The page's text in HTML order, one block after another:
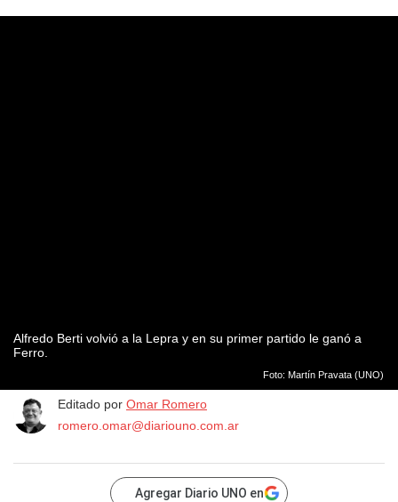
Alfredo Berti volvió a la Lepra y en su primer partido le ganó a
Ferro.
Foto: Martín Pravata (UNO)
Editado por Omar Romero
romero.omar@diariouno.com.ar
Agregar Diario UNO en